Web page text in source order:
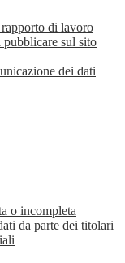
di lavoro
pubblicare sul sito
dei dati
o incompleta
da parte dei titolari